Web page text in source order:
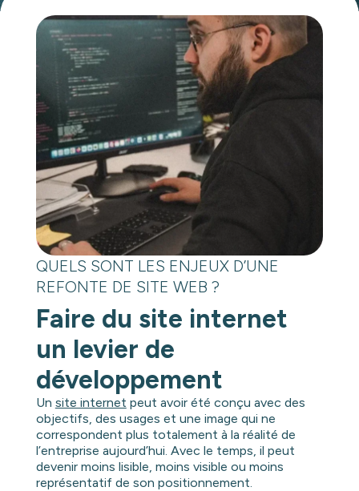
QUELS SONT LES ENJEUX D’UNE
REFONTE DE SITE WEB ?
Faire du site internet
un levier de
développement
Un site internet peut avoir été conçu avec des
objectifs, des usages et une image qui ne
correspondent plus totalement à la réalité de
l’entreprise aujourd’hui. Avec le temps, il peut
devenir moins lisible, moins visible ou moins
représentatif de son positionnement.